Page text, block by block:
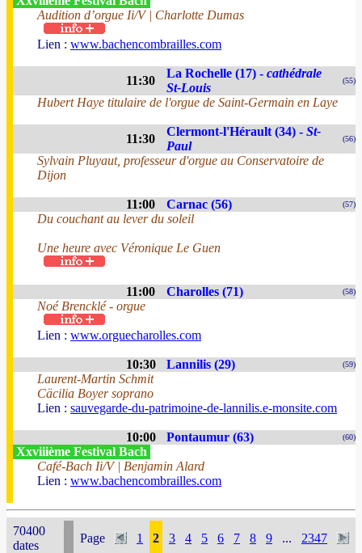
Audition d’orgue Ii/V | Charlotte Dumas
Lien : www.bachencombrailles.com
11:30
La Rochelle (17) - cathédrale
St-Louis
(55)
Hubert Haye titulaire de l'orgue de Saint-Germain en Laye
11:30
Clermont-l'Hérault (34) - St-
Paul
(56)
Sylvain Pluyaut, professeur d'orgue au Conservatoire de
Dijon
11:00 Carnac (56) (57)
Du couchant au lever du soleil
Une heure avec Véronique Le Guen
11:00 Charolles (71) (58)
Noé Brencklé - orgue
Lien : www.orguecharolles.com
10:30 Lannilis (29) (59)
Laurent-Martin Schmit
Cäcilia Boyer soprano
Lien : sauvegarde-du-patrimoine-de-lannilis.e-monsite.com
10:00 Pontaumur (63) (60)
Xxviiième Festival Bach
Café-Bach Ii/V | Benjamin Alard
Lien : www.bachencombrailles.com
70400
dates
Page 1 2 3 4 5 6 7 8 9 ... 2347